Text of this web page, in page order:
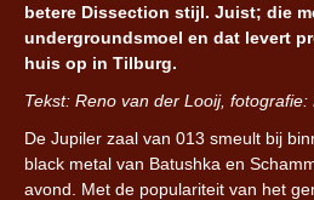
betere Dissection stijl. Juist; die
undergroundsmoel en dat levert
huis op in Tilburg.
Tekst: Reno van der Looij, fotografie:
De Jupiler zaal van 013 smeult bij
black metal van Batushka en
avond. Met de populariteit van het